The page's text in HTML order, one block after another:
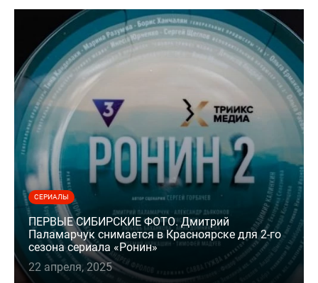
СЕРИАЛЫ
ПЕРВЫЕ СИБИРСКИЕ ФОТО. Дмитрий
Паламарчук снимается в Красноярске для 2-го
сезона сериала «Ронин»
22 апреля, 2025